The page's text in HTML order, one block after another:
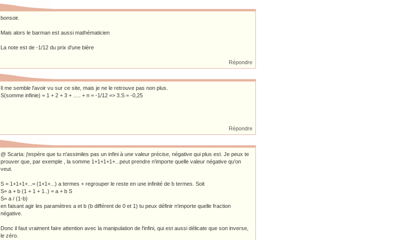
bonsoir.
Mais alors le barman est aussi mathématicien
La note est de -1/12 du prix d'une bière
Répondre
Il me semble l'avoir vu sur ce site, mais je ne le retrouve pas non plus.
S(somme infinie) = 1 + 2 + 3 + ..... + n = -1/12 => 3.S = -0,25
Répondre
@ Scarta: j'espère que tu n'assimiles pas un infini à une valeur précise, négative qui plus est. Je peux te
prouver que, par exemple , la somme 1+1+1+1+...peut prendre n'importe quelle valeur négative qu'on
veut.
S = 1+1+1+...= (1+1+...) a termes + regrouper le reste en une infinité de b termes. Soit
S= a + b (1 + 1 + 1..) = a + b S
S= a / (1-b)
en faisant agir les paramètres a et b (b différent de 0 et 1) tu peux définir n'importe quelle fraction
négative.
Donc il faut vraiment faire attention avec la manipulation de l'infini, qui est aussi délicate que son inverse,
le zéro.